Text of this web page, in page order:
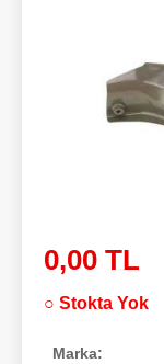
0,00 TL
○ Stokta Yok
Marka: